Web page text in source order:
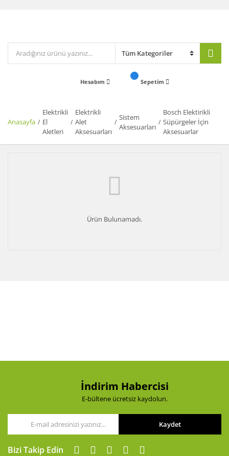
Hesabım Sepetim
Anasayfa
Elektrikli
El
Aletleri
Elektrikli
Alet
Aksesuarları
Sistem
Aksesuarları
Bosch Elektirikli
Süpürgeler İçin
Aksesuarlar
Ürün Bulunamadı.
İndirim Habercisi
E-bültene ücretsiz kaydolun.
Kaydet
Bizi Takip Edin